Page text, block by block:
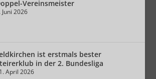
Vereinsmeister
Juni 2026
ist erstmals bester
in der 2. Bundesliga
April 2026